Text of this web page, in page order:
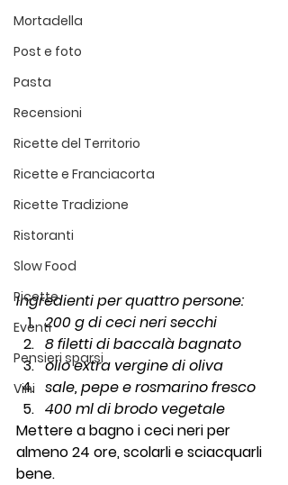
Mortadella
Post e foto
Pasta
Recensioni
Ricette del Territorio
Ricette e Franciacorta
Ricette Tradizione
Ristoranti
Slow Food
Ricette
Eventi
Pensieri sparsi
Vini
Ingredienti per quattro persone:
200 g di ceci neri secchi
8 filetti di baccalà bagnato
olio extra vergine di oliva
sale, pepe e rosmarino fresco
400 ml di brodo vegetale
Mettere a bagno i ceci neri per
almeno 24 ore, scolarli e sciacquarli
bene.